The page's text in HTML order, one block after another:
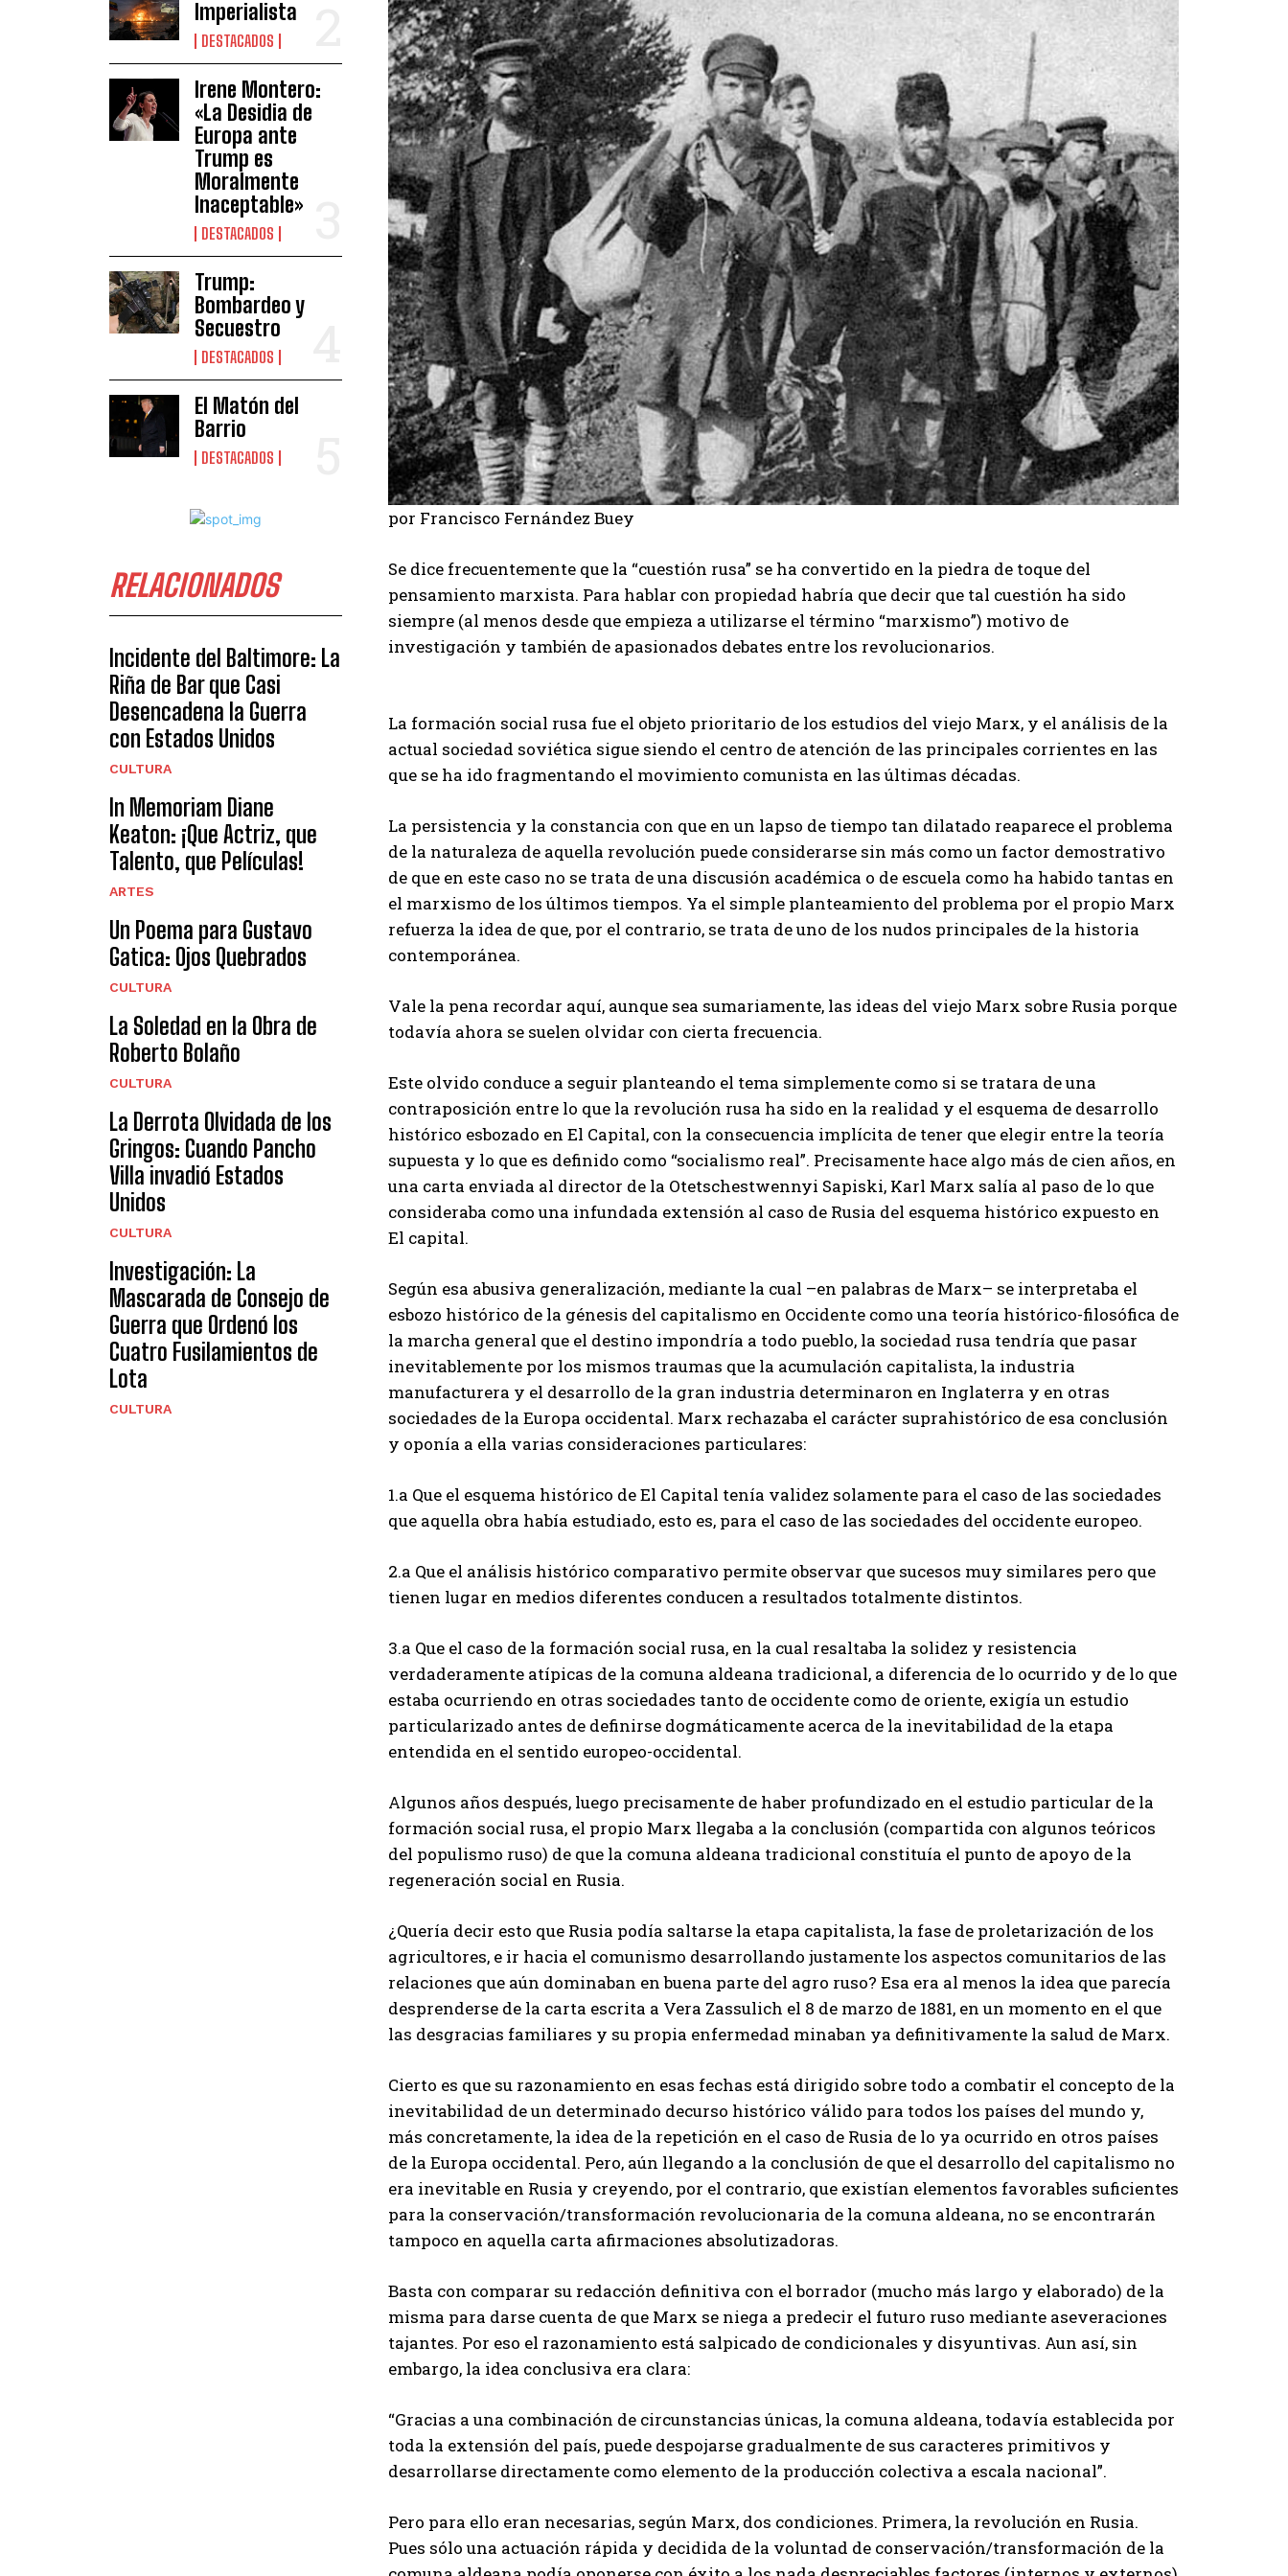
Imperialista
DESTACADOS
Irene Montero:
«La Desidia de
Europa ante
Trump es
Moralmente
Inaceptable»
DESTACADOS
Trump:
Bombardeo y
Secuestro
DESTACADOS
El Matón del
Barrio
DESTACADOS
RELACIONADOS
Incidente del Baltimore: La
Riña de Bar que Casi
Desencadena la Guerra
con Estados Unidos
CULTURA
In Memoriam Diane
Keaton: ¡Que Actriz, que
Talento, que Películas!
ARTES
Un Poema para Gustavo
Gatica: Ojos Quebrados
CULTURA
La Soledad en la Obra de
Roberto Bolaño
CULTURA
La Derrota Olvidada de los
Gringos: Cuando Pancho
Villa invadió Estados
Unidos
CULTURA
Investigación: La
Mascarada de Consejo de
Guerra que Ordenó los
Cuatro Fusilamientos de
Lota
CULTURA
por Francisco Fernández Buey
Se dice frecuentemente que la “cuestión rusa” se ha convertido en la piedra de toque del
pensamiento marxista. Para hablar con propiedad habría que decir que tal cuestión ha sido
siempre (al menos desde que empieza a utilizarse el término “marxismo”) motivo de
investigación y también de apasionados debates entre los revolucionarios.
La formación social rusa fue el objeto prioritario de los estudios del viejo Marx, y el análisis de la
actual sociedad soviética sigue siendo el centro de atención de las principales corrientes en las
que se ha ido fragmentando el movimiento comunista en las últimas décadas.
La persistencia y la constancia con que en un lapso de tiempo tan dilatado reaparece el problema
de la naturaleza de aquella revolución puede considerarse sin más como un factor demostrativo
de que en este caso no se trata de una discusión académica o de escuela como ha habido tantas en
el marxismo de los últimos tiempos. Ya el simple planteamiento del problema por el propio Marx
refuerza la idea de que, por el contrario, se trata de uno de los nudos principales de la historia
contemporánea.
Vale la pena recordar aquí, aunque sea sumariamente, las ideas del viejo Marx sobre Rusia porque
todavía ahora se suelen olvidar con cierta frecuencia.
Este olvido conduce a seguir planteando el tema simplemente como si se tratara de una
contraposición entre lo que la revolución rusa ha sido en la realidad y el esquema de desarrollo
histórico esbozado en El Capital, con la consecuencia implícita de tener que elegir entre la teoría
supuesta y lo que es definido como “socialismo real”. Precisamente hace algo más de cien años, en
una carta enviada al director de la Otetschestwennyi Sapiski, Karl Marx salía al paso de lo que
consideraba como una infundada extensión al caso de Rusia del esquema histórico expuesto en
El capital.
Según esa abusiva generalización, mediante la cual –en palabras de Marx– se interpretaba el
esbozo histórico de la génesis del capitalismo en Occidente como una teoría histórico-filosófica de
la marcha general que el destino impondría a todo pueblo, la sociedad rusa tendría que pasar
inevitablemente por los mismos traumas que la acumulación capitalista, la industria
manufacturera y el desarrollo de la gran industria determinaron en Inglaterra y en otras
sociedades de la Europa occidental. Marx rechazaba el carácter suprahistórico de esa conclusión
y oponía a ella varias consideraciones particulares:
1.a Que el esquema histórico de El Capital tenía validez solamente para el caso de las sociedades
que aquella obra había estudiado, esto es, para el caso de las sociedades del occidente europeo.
2.a Que el análisis histórico comparativo permite observar que sucesos muy similares pero que
tienen lugar en medios diferentes conducen a resultados totalmente distintos.
3.a Que el caso de la formación social rusa, en la cual resaltaba la solidez y resistencia
verdaderamente atípicas de la comuna aldeana tradicional, a diferencia de lo ocurrido y de lo que
estaba ocurriendo en otras sociedades tanto de occidente como de oriente, exigía un estudio
particularizado antes de definirse dogmáticamente acerca de la inevitabilidad de la etapa
entendida en el sentido europeo-occidental.
Algunos años después, luego precisamente de haber profundizado en el estudio particular de la
formación social rusa, el propio Marx llegaba a la conclusión (compartida con algunos teóricos
del populismo ruso) de que la comuna aldeana tradicional constituía el punto de apoyo de la
regeneración social en Rusia.
¿Quería decir esto que Rusia podía saltarse la etapa capitalista, la fase de proletarización de los
agricultores, e ir hacia el comunismo desarrollando justamente los aspectos comunitarios de las
relaciones que aún dominaban en buena parte del agro ruso? Esa era al menos la idea que parecía
desprenderse de la carta escrita a Vera Zassulich el 8 de marzo de 1881, en un momento en el que
las desgracias familiares y su propia enfermedad minaban ya definitivamente la salud de Marx.
Cierto es que su razonamiento en esas fechas está dirigido sobre todo a combatir el concepto de la
inevitabilidad de un determinado decurso histórico válido para todos los países del mundo y,
más concretamente, la idea de la repetición en el caso de Rusia de lo ya ocurrido en otros países
de la Europa occidental. Pero, aún llegando a la conclusión de que el desarrollo del capitalismo no
era inevitable en Rusia y creyendo, por el contrario, que existían elementos favorables suficientes
para la conservación/transformación revolucionaria de la comuna aldeana, no se encontrarán
tampoco en aquella carta afirmaciones absolutizadoras.
Basta con comparar su redacción definitiva con el borrador (mucho más largo y elaborado) de la
misma para darse cuenta de que Marx se niega a predecir el futuro ruso mediante aseveraciones
tajantes. Por eso el razonamiento está salpicado de condicionales y disyuntivas. Aun así, sin
embargo, la idea conclusiva era clara:
“Gracias a una combinación de circunstancias únicas, la comuna aldeana, todavía establecida por
toda la extensión del país, puede despojarse gradualmente de sus caracteres primitivos y
desarrollarse directamente como elemento de la producción colectiva a escala nacional”.
Pero para ello eran necesarias, según Marx, dos condiciones. Primera, la revolución en Rusia.
Pues sólo una actuación rápida y decidida de la voluntad de conservación/transformación de la